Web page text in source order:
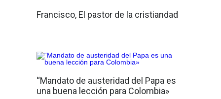
Francisco, El pastor de la cristiandad
“Mandato de austeridad del Papa es
una buena lección para Colombia»